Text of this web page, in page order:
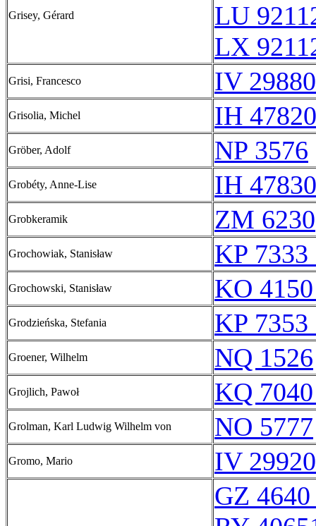
Grisey, Gérard
LU
LX
Grisi, Francesco IV
Grisolia, Michel IH
Gröber, Adolf NP 3576
Grobéty, Anne-Lise IH
Grobkeramik ZM 6230
Grochowiak, Stanisław KP
Grochowski, Stanisław KO
Grodzieńska, Stefania KP
Groener, Wilhelm NQ 1526
Grojlich, Pawoł KQ
Grolman, Karl Ludwig Wilhelm von NO 5777
Gromo, Mario
IV
GZ